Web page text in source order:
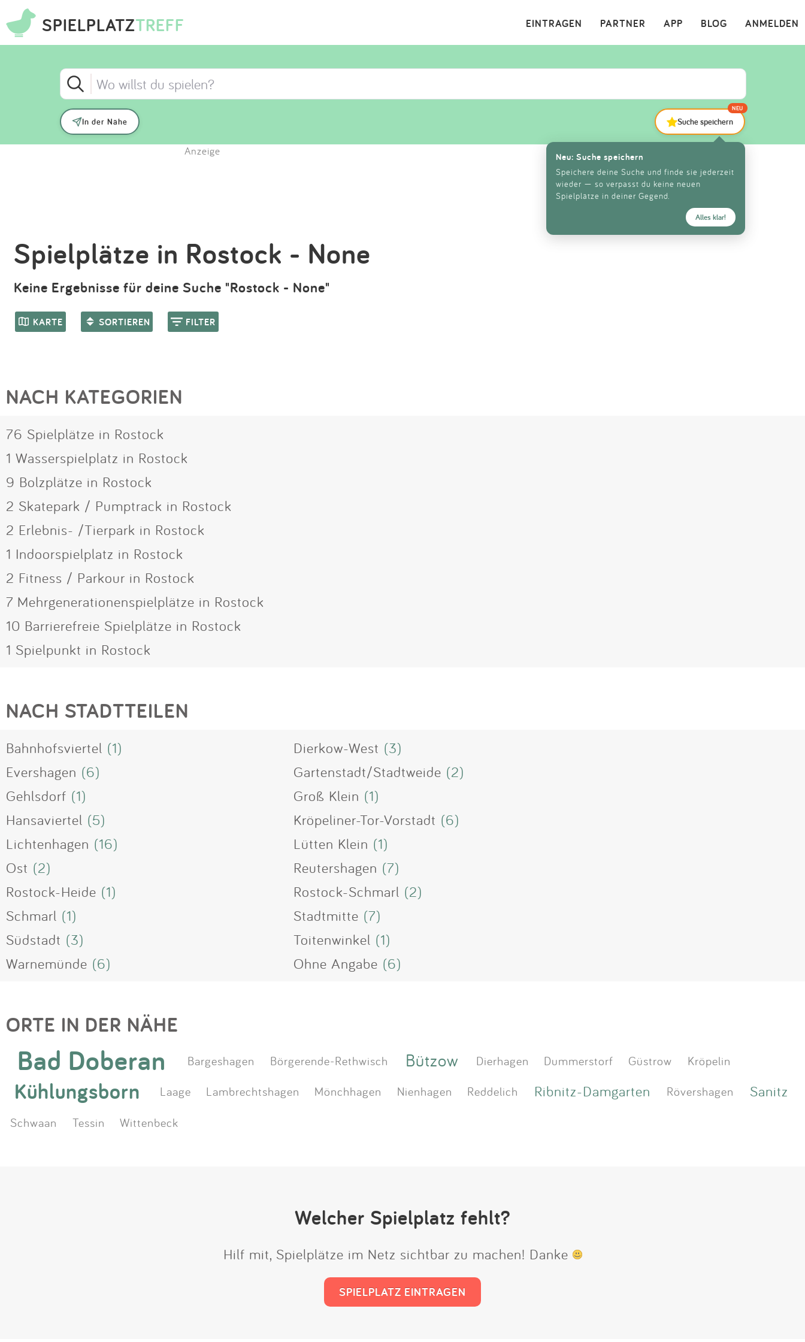
SPIELPLATZTREFF ANMELDEN
BLOG
APP
PARTNER
EINTRAGEN ×
App
Impressum
In der Nähe Suche speichern
NEU
Neu: Suche speichern
Speichere deine Suche und finde sie jederzeit
wieder — so verpasst du keine neuen
Spielplätze in deiner Gegend.
Alles klar!
Anzeige
Spielplätze in Rostock - None
Keine Ergebnisse für deine Suche "Rostock - None"
KARTE SORTIEREN FILTER
NACH KATEGORIEN
76 Spielplätze in Rostock
1 Wasserspielplatz in Rostock
9 Bolzplätze in Rostock
2 Skatepark / Pumptrack in Rostock
2 Erlebnis- /Tierpark in Rostock
1 Indoorspielplatz in Rostock
2 Fitness / Parkour in Rostock
7 Mehrgenerationenspielplätze in Rostock
10 Barrierefreie Spielplätze in Rostock
1 Spielpunkt in Rostock
NACH STADTTEILEN
Bahnhofsviertel (1) Dierkow-West (3)
Evershagen (6) Gartenstadt/Stadtweide (2)
Gehlsdorf (1) Groß Klein (1)
Hansaviertel (5) Kröpeliner-Tor-Vorstadt (6)
Lichtenhagen (16) Lütten Klein (1)
Ost (2) Reutershagen (7)
Rostock-Heide (1) Rostock-Schmarl (2)
Schmarl (1) Stadtmitte (7)
Südstadt (3) Toitenwinkel (1)
Warnemünde (6) Ohne Angabe (6)
ORTE IN DER NÄHE
Bad Doberan Bargeshagen Börgerende-Rethwisch Bützow Dierhagen Dummerstorf Güstrow Kröpelin
Kühlungsborn Laage Lambrechtshagen Mönchhagen Nienhagen Reddelich Ribnitz-Damgarten Rövershagen Sanitz
Schwaan Tessin Wittenbeck
Welcher Spielplatz fehlt?
Hilf mit, Spielplätze im Netz sichtbar zu machen! Danke
SPIELPLATZ EINTRAGEN